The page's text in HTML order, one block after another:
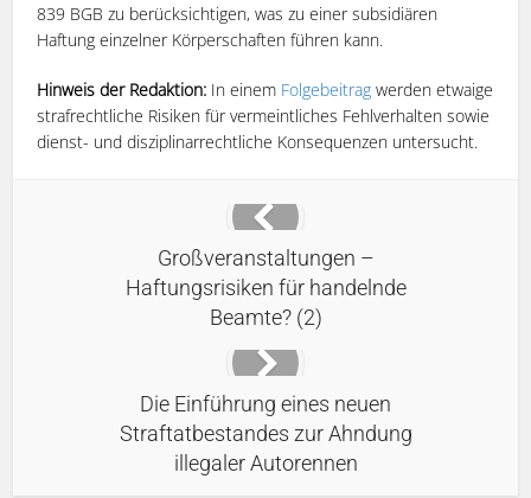
839 BGB zu berücksichtigen, was zu einer subsidiären
Haftung einzelner Körperschaften führen kann.
Hinweis der Redaktion: In einem Folgebeitragwerden etwaige
strafrechtliche Risiken für vermeintliches Fehlverhalten sowie
dienst- und disziplinarrechtliche Konsequenzen untersucht.
Großveranstaltungen –
Haftungsrisiken für handelnde
Beamte? (2)
Die Einführung eines neuen
Straftatbestandes zur Ahndung
illegaler Autorennen